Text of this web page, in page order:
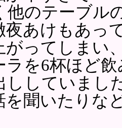
他のテーブル
夜あけもあっ
がってしまい
ラを6杯ほど
ししていまし
を聞いたり